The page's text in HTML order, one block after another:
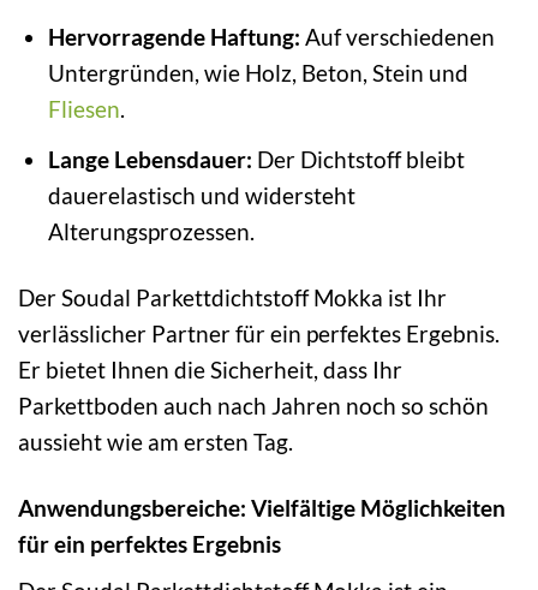
Hervorragende Haftung: Auf verschiedenen
Untergründen, wie Holz, Beton, Stein und
Fliesen.
Lange Lebensdauer: Der Dichtstoff bleibt
dauerelastisch und widersteht
Alterungsprozessen.
Der Soudal Parkettdichtstoff Mokka ist Ihr
verlässlicher Partner für ein perfektes Ergebnis.
Er bietet Ihnen die Sicherheit, dass Ihr
Parkettboden auch nach Jahren noch so schön
aussieht wie am ersten Tag.
Anwendungsbereiche: Vielfältige Möglichkeiten
für ein perfektes Ergebnis